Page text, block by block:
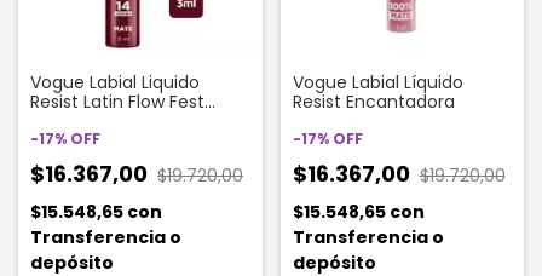
Vogue Labial Liquido
Resist Latin Flow Fest
-17% OFF
$16.367,00 $19.720,00
$15.548,65 con
Transferencia o
depósito
Vogue Labial Líquido
Resist Encantadora
-17% OFF
$16.367,00 $19.720,00
$15.548,65 con
Transferencia o
depósito